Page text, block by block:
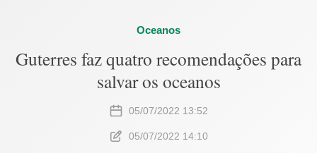
Oceanos
Guterres faz quatro recomendações para
salvar os oceanos
05/07/2022 13:52
05/07/2022 14:10